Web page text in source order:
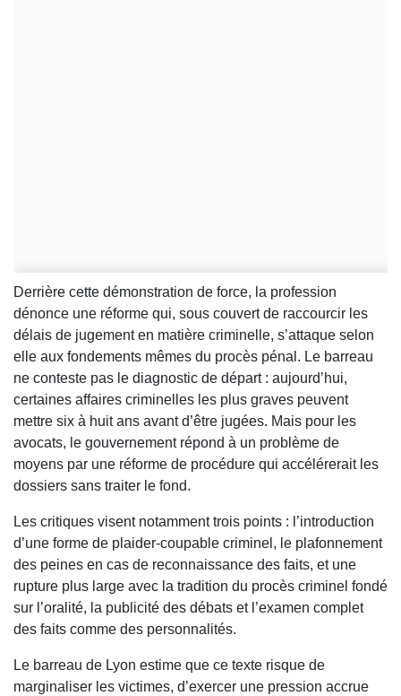
Derrière cette démonstration de force, la profession
dénonce une réforme qui, sous couvert de raccourcir les
délais de jugement en matière criminelle, s’attaque selon
elle aux fondements mêmes du procès pénal. Le barreau
ne conteste pas le diagnostic de départ : aujourd’hui,
certaines affaires criminelles les plus graves peuvent
mettre six à huit ans avant d’être jugées. Mais pour les
avocats, le gouvernement répond à un problème de
moyens par une réforme de procédure qui accélérerait les
dossiers sans traiter le fond.
Les critiques visent notamment trois points : l’introduction
d’une forme de plaider-coupable criminel, le plafonnement
des peines en cas de reconnaissance des faits, et une
rupture plus large avec la tradition du procès criminel fondé
sur l’oralité, la publicité des débats et l’examen complet
des faits comme des personnalités.
Le barreau de Lyon estime que ce texte risque de
marginaliser les victimes, d’exercer une pression accrue